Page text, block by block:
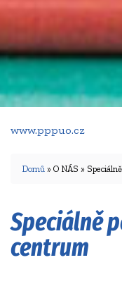
www.pppuo.cz
Domů » O NÁS »
Speciálně
centrum